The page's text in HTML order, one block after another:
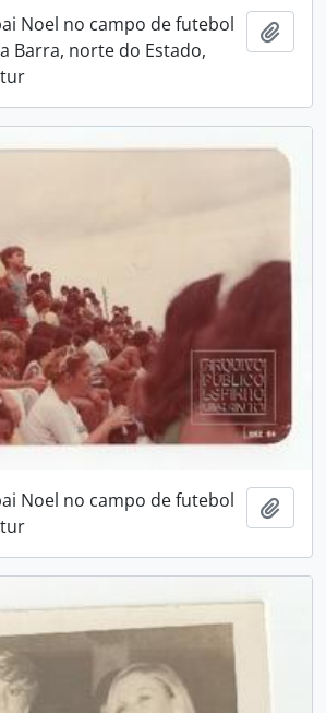
Noel no campo de futebol
Barra, norte do Estado,
Noel no campo de futebol